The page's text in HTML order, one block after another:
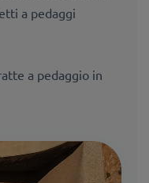
a pedaggi
a pedaggio in